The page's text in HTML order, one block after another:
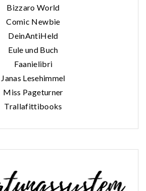
Bizzaro World
Comic Newbie
DeinAntiHeld
Eule und Buch
Faanielibri
Janas Lesehimmel
Miss Pageturner
Trallafittibooks